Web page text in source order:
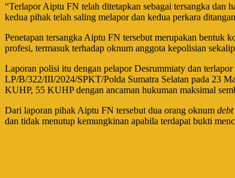
“Terlapor Aiptu FN telah ditetapkan sebagai tersangka dan
kedua pihak telah saling melapor dan kedua perkara
Penetapan tersangka Aiptu FN tersebut merupakan bentuk
profesi, termasuk terhadap oknum anggota kepolisian
Laporan polisi itu dengan pelapor Desrummiaty dan terlapor
LP/B/322/III/2024/SPKT/Polda Sumatra Selatan pada 23
KUHP, 55 KUHP dengan ancaman hukuman maksimal
Dari laporan pihak Aiptu FN tersebut dua orang oknum
dan tidak menutup kemungkinan apabila terdapat bukti